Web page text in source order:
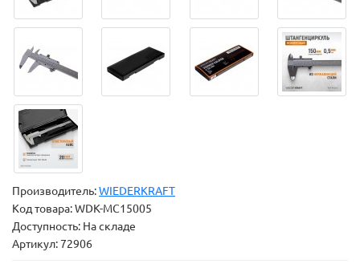
Производитель:WIEDERKRAFT
Код товара:WDK-MC15005
Доступность: На складе
Артикул: 72906